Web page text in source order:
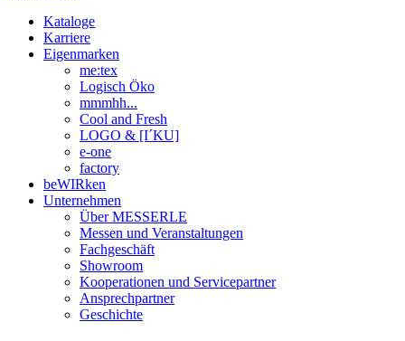
Kataloge
Karriere
Eigenmarken
me:tex
Logisch Öko
mmmhh...
Cool and Fresh
LOGO & [I´KU]
e-one
factory
beWIRken
Unternehmen
Über MESSERLE
Messen und Veranstaltungen
Fachgeschäft
Showroom
Kooperationen und Servicepartner
Ansprechpartner
Geschichte